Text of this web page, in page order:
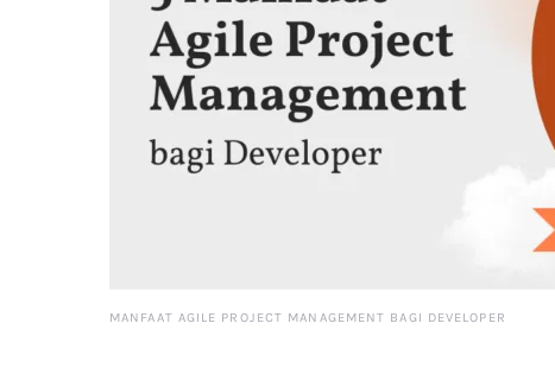
MANFAAT AGILE PROJECT MANAGEMENT BAGI DEVELOPER